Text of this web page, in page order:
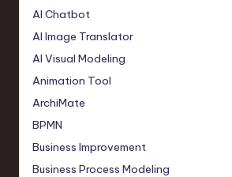
AI Chatbot
AI Image Translator
AI Visual Modeling
Animation Tool
ArchiMate
BPMN
Business Improvement
Business Process Modeling